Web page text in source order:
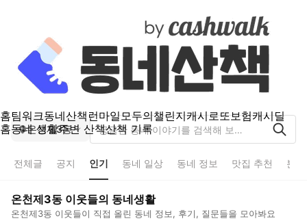
홈팀워크동네산책 런마일모두의챌린지캐시로또보험캐시딜
홈동네 생활주변 산책산책 기록
온천제3동
전체글 공지 인기 동네 일상 동네 정보 맛집 추천 분
온천제3동 이웃들의 동네생활
온천제3동 이웃들이 직접 올린 동네 정보, 후기, 질문들을 모아봐요